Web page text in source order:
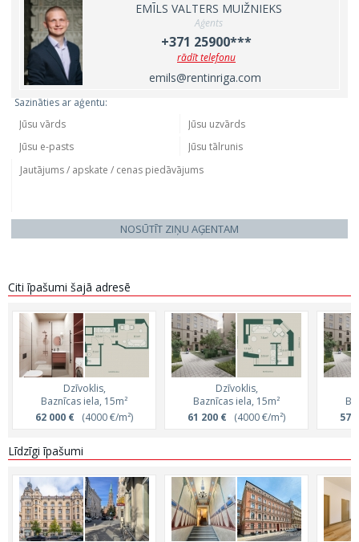
EMĪLS VALTERS MUIŽNIEKS
Aģents
+371 25900***
rādīt telefonu
emils@rentinriga.com
Sazināties ar aģentu:
NOSŪTĪT ZIŅU AĢENTAM
Citi īpašumi šajā adresē
Dzīvoklis,
Baznīcas iela, 15m²
62 000 € (4000 €/m²)
Dzīvoklis,
Baznīcas iela, 15m²
61 200 € (4000 €/m²)
57
Līdzīgi īpašumi